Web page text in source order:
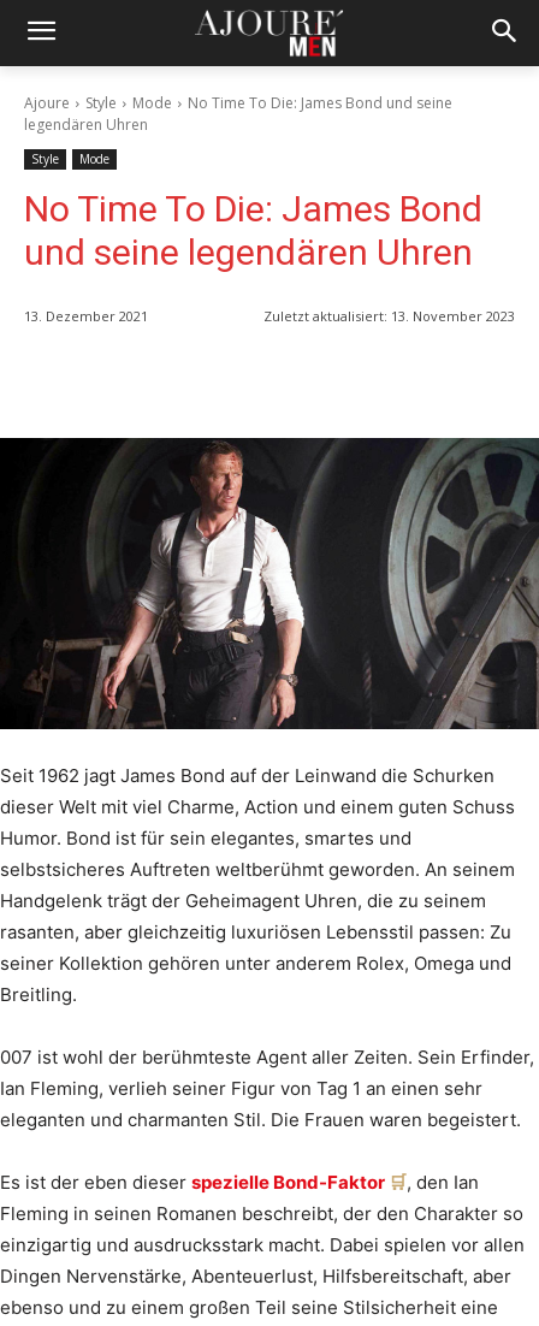
Ajoure Style Mode
No Time To Die: James Bond und seine
legendären Uhren
Style Mode
No Time To Die: James Bond
und seine legendären Uhren
13. Dezember 2021 Zuletzt aktualisiert: 13. November 2023
Seit 1962 jagt James Bond auf der Leinwand die Schurken
dieser Welt mit viel Charme, Action und einem guten Schuss
Humor. Bond ist für sein elegantes, smartes und
selbstsicheres Auftreten weltberühmt geworden. An seinem
Handgelenk trägt der Geheimagent Uhren, die zu seinem
rasanten, aber gleichzeitig luxuriösen Lebensstil passen: Zu
seiner Kollektion gehören unter anderem Rolex, Omega und
Breitling.
007 ist wohl der berühmteste Agent aller Zeiten. Sein Erfinder,
Ian Fleming, verlieh seiner Figur von Tag 1 an einen sehr
eleganten und charmanten Stil. Die Frauen waren begeistert.
Es ist der eben dieser spezielle Bond-Faktor
, den Ian
Fleming in seinen Romanen beschreibt, der den Charakter so
einzigartig und ausdrucksstark macht. Dabei spielen vor allen
Dingen Nervenstärke, Abenteuerlust, Hilfsbereitschaft, aber
ebenso und zu einem großen Teil seine Stilsicherheit eine